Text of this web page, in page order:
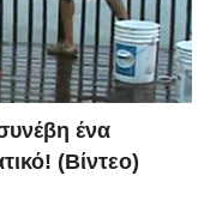
ένα
(Βίντεο)